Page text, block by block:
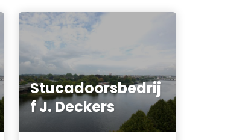
Stucadoorsbedrij
f J. Deckers